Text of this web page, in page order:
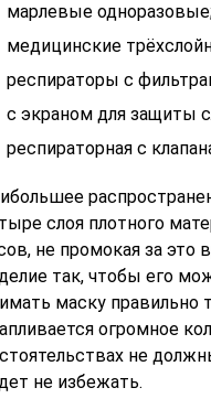
марлевые
медицинские
респираторы с
с экраном для защиты
респираторная с
слоя плотного
не промокая за
так, чтобы его
маску правильно
огромное
не
не избежать.